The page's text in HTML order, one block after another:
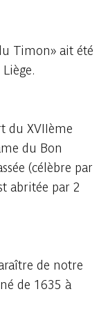
Timon» ait été
du XVIIème
du Bon
(célèbre par
abritée par 2
de notre
de 1635 à